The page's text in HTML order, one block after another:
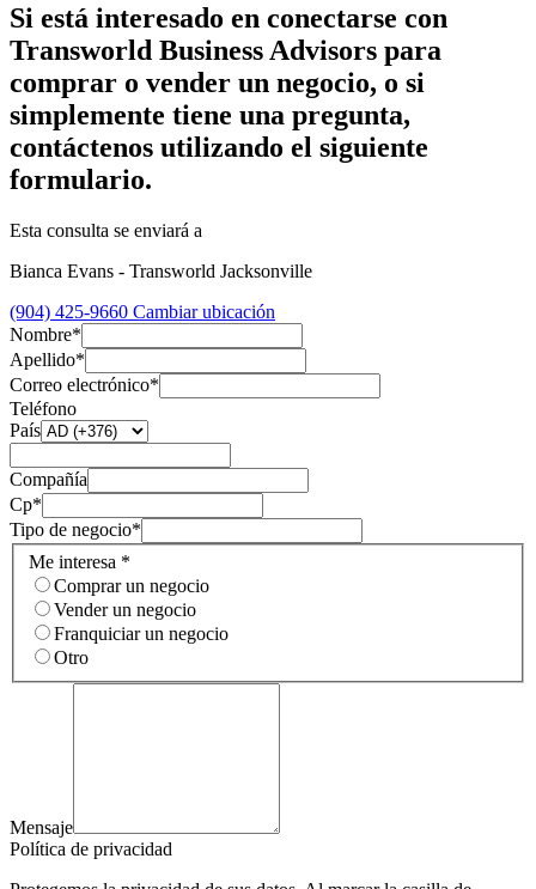
Si está interesado en conectarse con
Transworld Business Advisors para
comprar o vender un negocio, o si
simplemente tiene una pregunta,
contáctenos utilizando el siguiente
formulario.
Esta consulta se enviará a
Bianca Evans - Transworld Jacksonville
(904) 425-9660 Cambiar ubicación
Nombre*
Apellido*
Correo electrónico*
Teléfono
País
Compañía
Cp*
Tipo de negocio*
Me interesa *
Comprar un negocio
Vender un negocio
Franquiciar un negocio
Otro
Mensaje
Política de privacidad